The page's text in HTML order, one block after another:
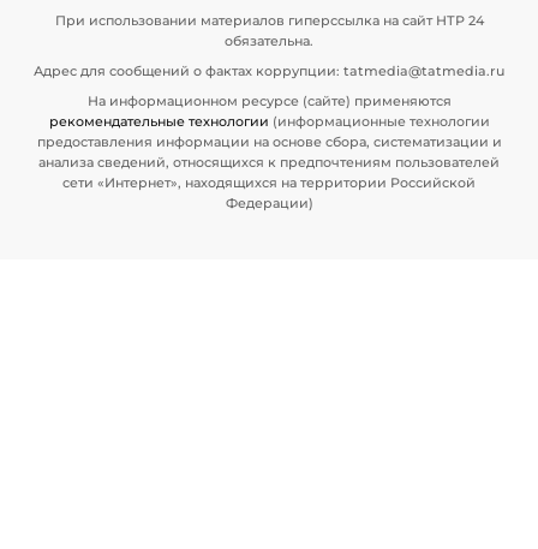
При использовании материалов гиперссылка на сайт НТР 24
обязательна.
Адрес для сообщений о фактах коррупции: tatmedia@tatmedia.ru
На информационном ресурсе (сайте) применяются
рекомендательные технологии (информационные технологии
предоставления информации на основе сбора, систематизации и
анализа сведений, относящихся к предпочтениям пользователей
сети «Интернет», находящихся на территории Российской
Федерации)